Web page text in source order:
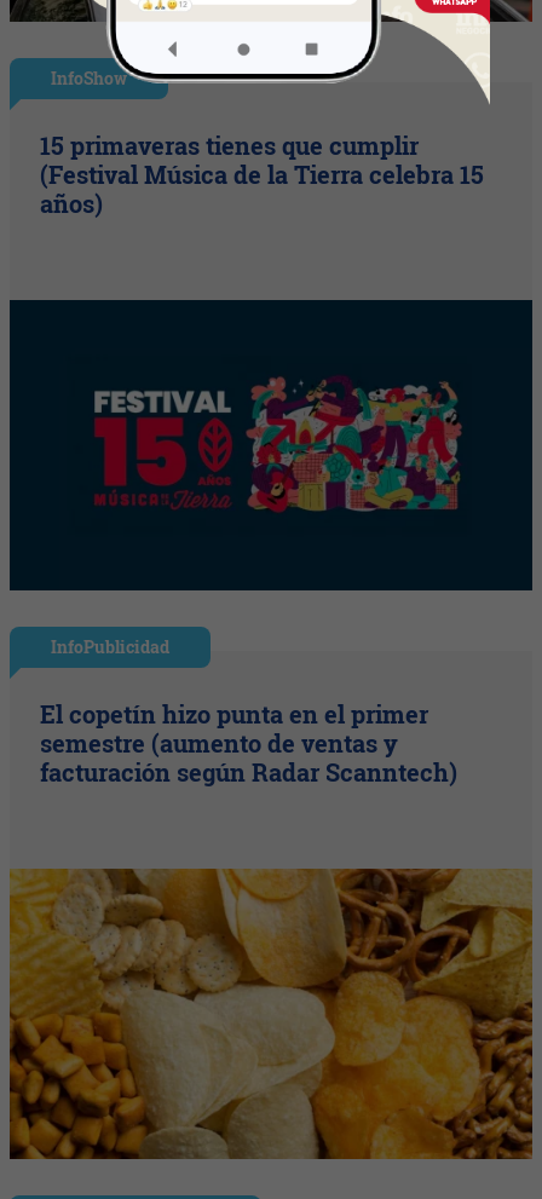
InfoShow
15 primaveras tienes que cumplir
(Festival Música de la Tierra celebra 15
años)
InfoPublicidad
El copetín hizo punta en el primer
semestre (aumento de ventas y
facturación según Radar Scanntech)